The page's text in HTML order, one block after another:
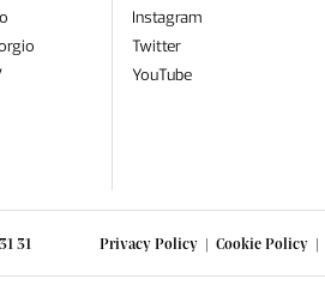
31 Privacy Policy| Cookie Policy|
Instagram
Twitter
YouTube